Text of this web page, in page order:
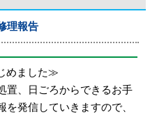
理報告
めました≫
置、日ごろからできるお手
発信していきますので、